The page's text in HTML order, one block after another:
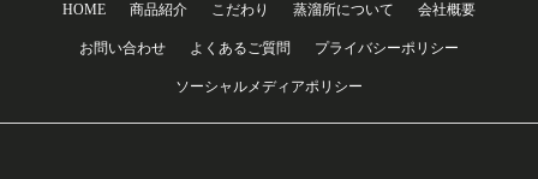
HOME 商品紹介 こだわり 蒸溜所について 会社概要
お問い合わせ よくあるご質問 プライバシーポリシー
ソーシャルメディアポリシー